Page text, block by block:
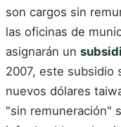
son cargos sin
las oficinas de
asignarán un
2007, este subsidio
nuevos dólares
"sin remuneración"